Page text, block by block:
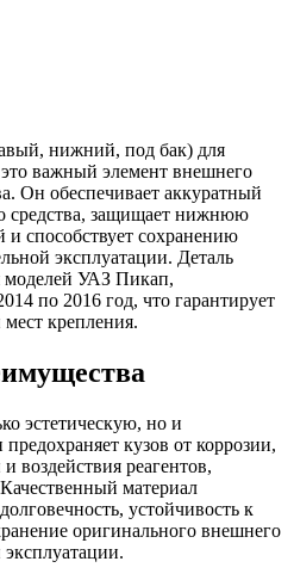
нижний, под бак) для
важный элемент внешнего
Он обеспечивает аккуратный
средства, защищает нижнюю
и способствует сохранению
эксплуатации. Деталь
моделей УАЗ Пикап,
по 2016 год, что гарантирует
крепления.
эстетическую, но и
кузов от коррозии,
воздействия реагентов,
материал
устойчивость к
оригинального внешнего